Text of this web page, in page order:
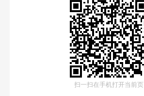
扫一扫在手机打开当前页